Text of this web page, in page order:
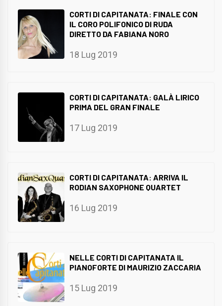
CORTI DI CAPITANATA: FINALE CON
IL CORO POLIFONICO DI RUDA
DIRETTO DA FABIANA NORO
18 Lug 2019
CORTI DI CAPITANATA: GALÀ LIRICO
PRIMA DEL GRAN FINALE
17 Lug 2019
CORTI DI CAPITANATA: ARRIVA IL
RODIAN SAXOPHONE QUARTET
16 Lug 2019
NELLE CORTI DI CAPITANATA IL
PIANOFORTE DI MAURIZIO ZACCARIA
15 Lug 2019